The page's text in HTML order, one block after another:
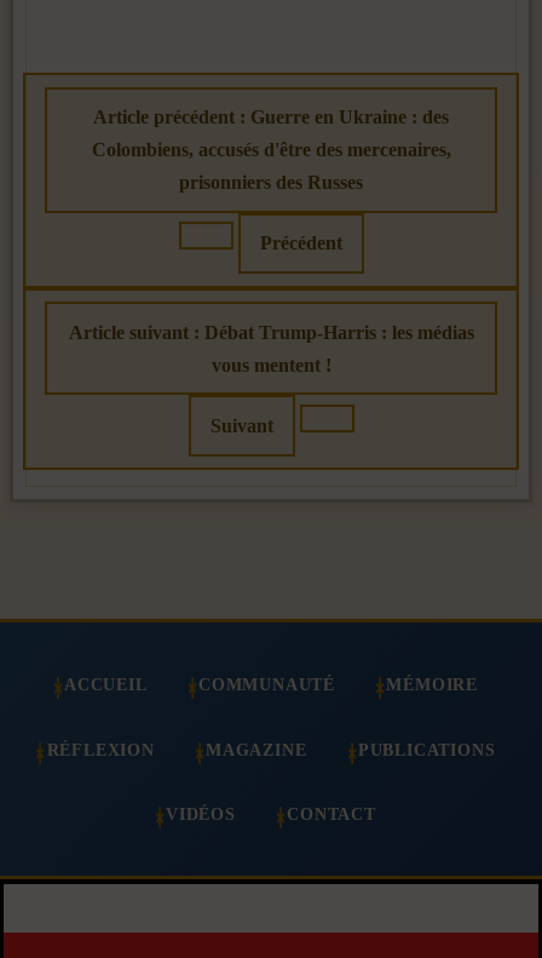
Article précédent : Guerre en Ukraine : des
Colombiens, accusés d'être des mercenaires,
prisonniers des Russes
Précédent
Article suivant : Débat Trump-Harris : les médias
vous mentent !
Suivant
ACCUEIL COMMUNAUTÉ MÉMOIRE
RÉFLEXION MAGAZINE PUBLICATIONS
VIDÉOS CONTACT